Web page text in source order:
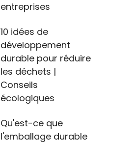
entreprises
10 idées de
développement
durable pour réduire
les déchets |
Conseils
écologiques
Qu'est-ce que
l'emballage durable